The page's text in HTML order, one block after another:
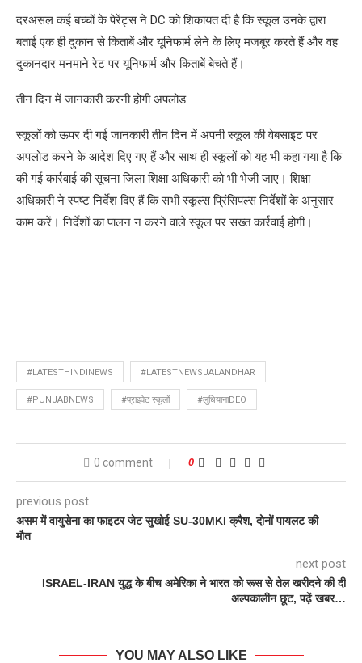
दरअसल कई बच्चों के पेरेंट्स ने DC को शिकायत दी है कि स्कूल उनके द्वारा
बताई एक ही दुकान से किताबें और यूनिफार्म लेने के लिए मजबूर करते हैं और वह
दुकानदार मनमाने रेट पर यूनिफार्म और किताबें बेचते हैं।
तीन दिन में जानकारी करनी होगी अपलोड
स्कूलों को ऊपर दी गई जानकारी तीन दिन में अपनी स्कूल की वेबसाइट पर
अपलोड करने के आदेश दिए गए हैं और साथ ही स्कूलों को यह भी कहा गया है कि
की गई कार्रवाई की सूचना जिला शिक्षा अधिकारी को भी भेजी जाए। शिक्षा
अधिकारी ने स्पष्ट निर्देश दिए हैं कि सभी स्कूल्स प्रिंसिपल्स निर्देशों के अनुसार
काम करें। निर्देशों का पालन न करने वाले स्कूल पर सख्त कार्रवाई होगी।
#LATESTHINDINEWS #LATESTNEWSJALANDHAR
#PUNJABNEWS #प्राइवेट स्कूलों #लुधियानाDEO
0 comment 0
previous post
असम में वायुसेना का फाइटर जेट सुखोई SU‑30MKI क्रैश, दोनों पायलट की
मौत
next post
ISRAEL-IRAN युद्ध के बीच अमेरिका ने भारत को रूस से तेल खरीदने की दी
अल्पकालीन छूट, पढ़ें खबर…
YOU MAY ALSO LIKE